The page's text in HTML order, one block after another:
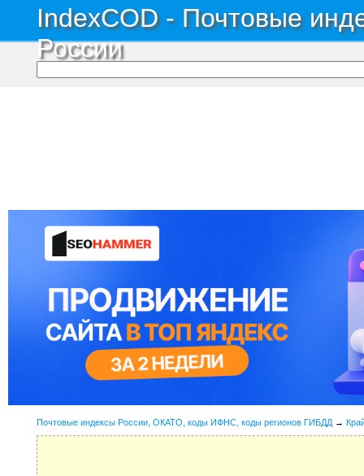
IndexCOD - Почтовые
России
Почтовые индексы России, ОКАТО, коды ИФНС, коды регионов ГИБДД →